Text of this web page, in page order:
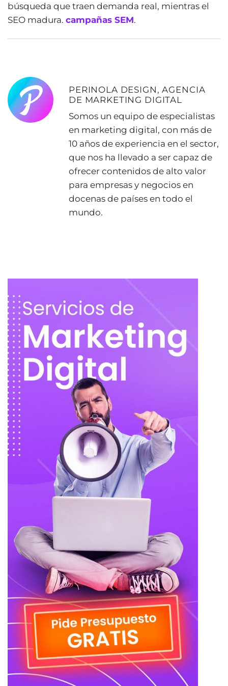
búsqueda que traen demanda real, mientras el
SEO madura. campañas SEM.
PERINOLA DESIGN, AGENCIA
DE MARKETING DIGITAL
Somos un equipo de especialistas
en marketing digital, con más de
10 años de experiencia en el sector,
que nos ha llevado a ser capaz de
ofrecer contenidos de alto valor
para empresas y negocios en
docenas de países en todo el
mundo.